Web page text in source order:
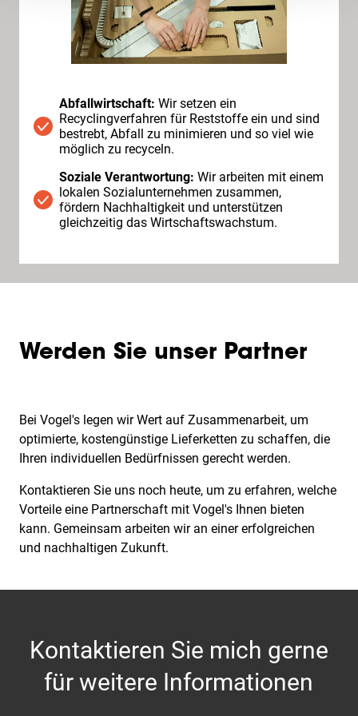
Abfallwirtschaft: Wir setzen ein
Recyclingverfahren für Reststoffe ein und sind
bestrebt, Abfall zu minimieren und so viel wie
möglich zu recyceln.
Soziale Verantwortung: Wir arbeiten mit einem
lokalen Sozialunternehmen zusammen,
fördern Nachhaltigkeit und unterstützen
gleichzeitig das Wirtschaftswachstum.
Werden Sie unser Partner
Bei Vogel's legen wir Wert auf Zusammenarbeit, um
optimierte, kostengünstige Lieferketten zu schaffen, die
Ihren individuellen Bedürfnissen gerecht werden.
Kontaktieren Sie uns noch heute, um zu erfahren, welche
Vorteile eine Partnerschaft mit Vogel's Ihnen bieten
kann. Gemeinsam arbeiten wir an einer erfolgreichen
und nachhaltigen Zukunft.
Kontaktieren Sie mich gerne
für weitere Informationen